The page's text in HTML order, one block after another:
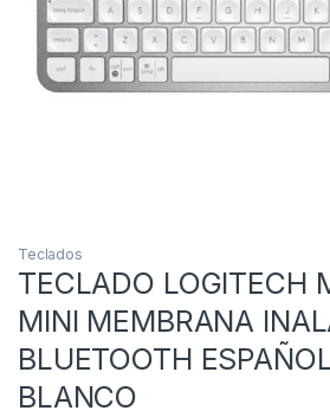
Teclados
TECLADO LOGITECH
MINI MEMBRANA
BLUETOOTH
BLANCO